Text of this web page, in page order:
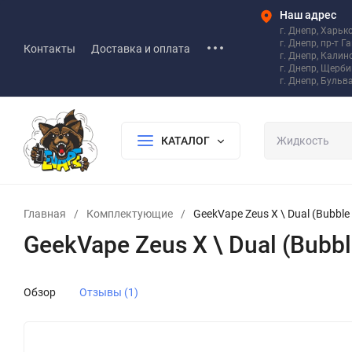
Контакты Доставка и оплата
Наш адрес
г. Днепр,
г. Днепр, пр-т
г. Днепр,
г. Днепр,
г. Днепр,
КАТАЛОГ
Главная / Комплектующие / GeekVape Zeus X \ Dual
GeekVape Zeus X \ Dual
Обзор Отзывы (1)